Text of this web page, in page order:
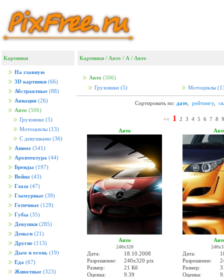
Картинки
На главную
3D картинки (66)
Абстрактные (88)
Авиация (26)
Авто (506)
Грузовики (5)
Мотоциклы (13)
С девушками (36)
Аниме (541)
Архитектура (44)
Бренды (197)
Война (43)
Глаза (47)
Гламурные (39)
Готичные (129)
Губы (35)
Девушки (285)
Деньги (21)
Другие (113)
Дым и огонь (19)
Еда (67)
Животные (323)
Картинки / Авто / А / Авто
Авто (506)
Грузовики (5) Мотоциклы
Сортировать по: дате рейтингу,
<< 1 2 3 4 5 6 7 8 9
Авто
Авто
240x320
Дата:
18.10.2008
Разрешение:
240x320 pix
Размер:
21 Кб
Оценка:
9.39
Дата:
Разрешение:
Размер:
Оценка: